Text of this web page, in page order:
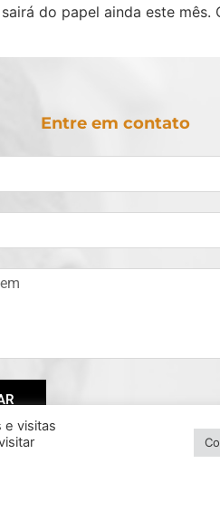
do papel ainda este mês.
Entre em contato
e visitas